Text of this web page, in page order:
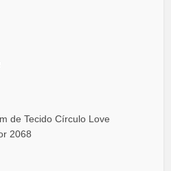
de Tecido Círculo Love
2068